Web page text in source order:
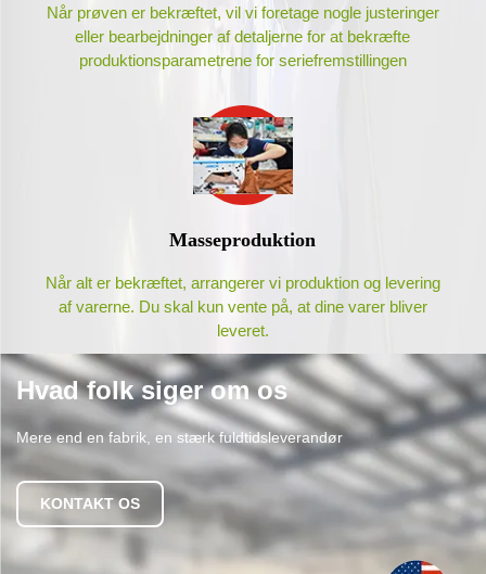
Når prøven er bekræftet, vil vi foretage nogle justeringer
eller bearbejdninger af detaljerne for at bekræfte
produktionsparametrene for seriefremstillingen
Masseproduktion
Når alt er bekræftet, arrangerer vi produktion og levering
af varerne. Du skal kun vente på, at dine varer bliver
leveret.
Hvad folk siger om os
Mere end en fabrik, en stærk fuldtidsleverandør
KONTAKT OS